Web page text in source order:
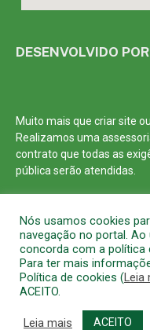
DESENVOLVIDO
Muito mais que criar site ou
Realizamos uma
contrato que todas as
pública serão atendidas.
Todos os direitos
Acessar Área
Nós usamos cookies
navegação no portal.
concorda com a política
Para ter mais
Política de cookies (Leia
ACEITO.
Leia mais ACEITO